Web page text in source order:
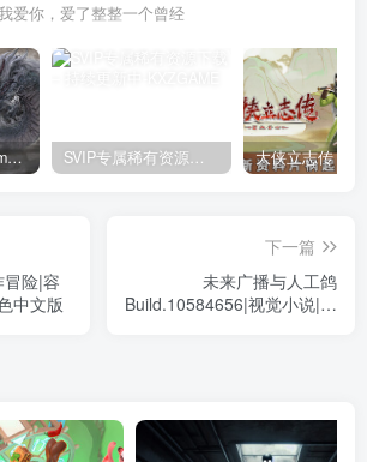
爱你，爱了整整一个曾经
鬼谷八荒/Tale of Immortal v1.2.105.259|角色扮演|容量27.4GB|免安装绿色中文版 SVIP专属稀有资源下载 – 持续更新中
险|容
中文版
下一篇
未来广播与人工鸽
Build.10584656|视觉小说|容